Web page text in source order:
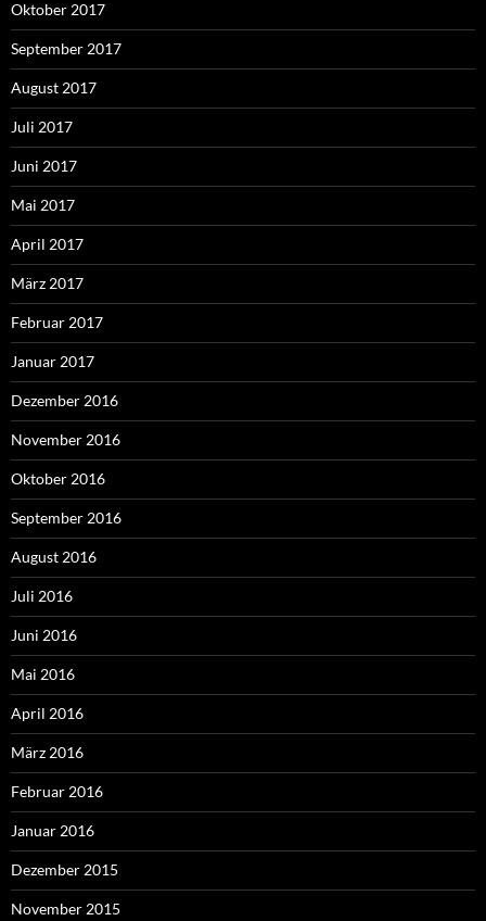
Oktober 2017
September 2017
August 2017
Juli 2017
Juni 2017
Mai 2017
April 2017
März 2017
Februar 2017
Januar 2017
Dezember 2016
November 2016
Oktober 2016
September 2016
August 2016
Juli 2016
Juni 2016
Mai 2016
April 2016
März 2016
Februar 2016
Januar 2016
Dezember 2015
November 2015